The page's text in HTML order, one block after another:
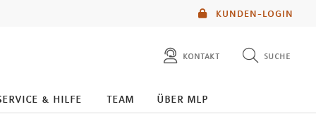
KUNDEN-LOGIN
kontakt suche
diese website durchsuchen
& hilfe team über mlp